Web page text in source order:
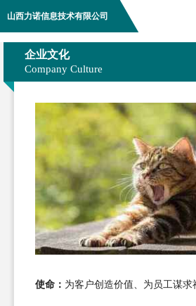
山西力诺信息技术有限公司
企业文化
Company Culture
使命： 为客户创造价值、为员工谋求